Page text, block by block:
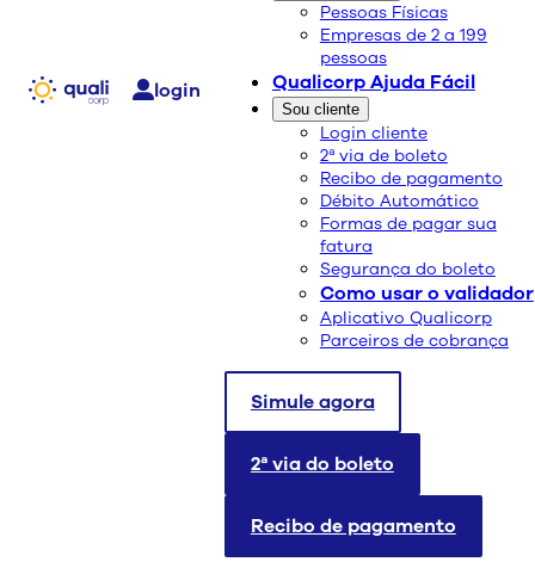
login
Pessoas Físicas
Empresas de 2 a 199
pessoas
Qualicorp Ajuda Fácil
Sou cliente
Login cliente
2ª via de boleto
Recibo de pagamento
Débito Automático
Formas de pagar sua
fatura
Segurança do boleto
Como usar o validador
Aplicativo Qualicorp
Parceiros de cobrança
Simule agora
2ª via do boleto
Recibo de pagamento
O Setembro Amarelo é uma campanha voltada para a
prevenção do suicídio e conscientização do impacto
aproximadamente 700.000 pessoas no último ano
tenham perdido suas vidas, segundo relatório da
Organização Mundial da Saúde.